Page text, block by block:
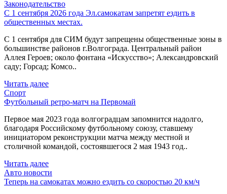
Законодательство
С 1 сентября 2026 года Эл.самокатам запретят ездить в
общественных местах.
С 1 сентября для СИМ будут запрещены общественные зоны в
большинстве районов г.Волгограда. Центральный район
Аллея Героев; около фонтана «Искусство»; Александровский
саду; Горсад; Комсо..
Читать далее
Спорт
Футбольный ретро-матч на Первомай
Первое мая 2023 года волгоградцам запомнится надолго,
благодаря Российскому футбольному союзу, ставшему
инициатором реконструкции матча между местной и
столичной командой, состоявшегося 2 мая 1943 год..
Читать далее
Авто новости
Теперь на самокатах можно ездить со скоростью 20 км/ч